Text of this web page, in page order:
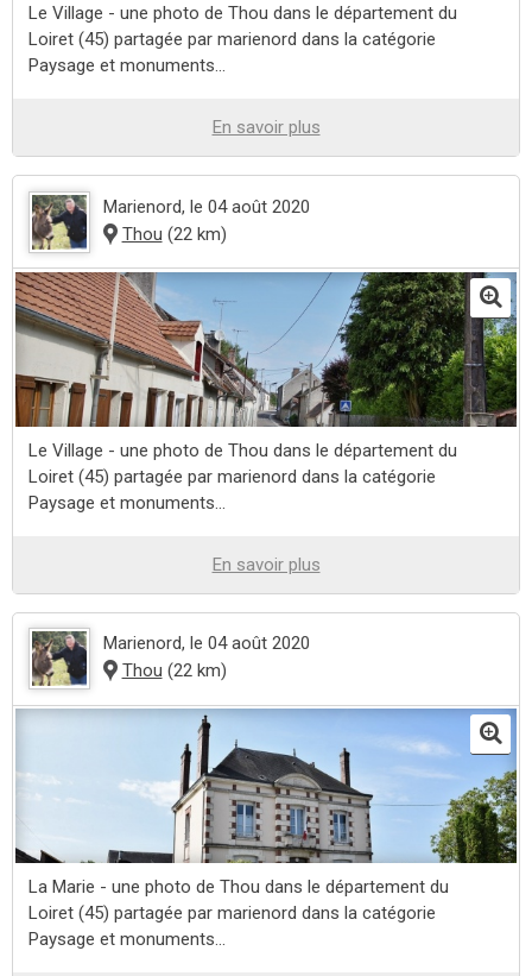
Le Village - une photo de Thou dans le département du
Loiret (45) partagée par marienord dans la catégorie
Paysage et monuments...
En savoir plus
Marienord, le 04 août 2020
Thou (22 km)
Le Village - une photo de Thou dans le département du
Loiret (45) partagée par marienord dans la catégorie
Paysage et monuments...
En savoir plus
Marienord, le 04 août 2020
Thou (22 km)
La Marie - une photo de Thou dans le département du
Loiret (45) partagée par marienord dans la catégorie
Paysage et monuments...